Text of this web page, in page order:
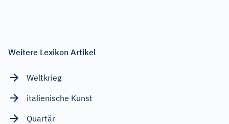
Weitere Lexikon Artikel
Weltkrieg
italienische Kunst
Quartär